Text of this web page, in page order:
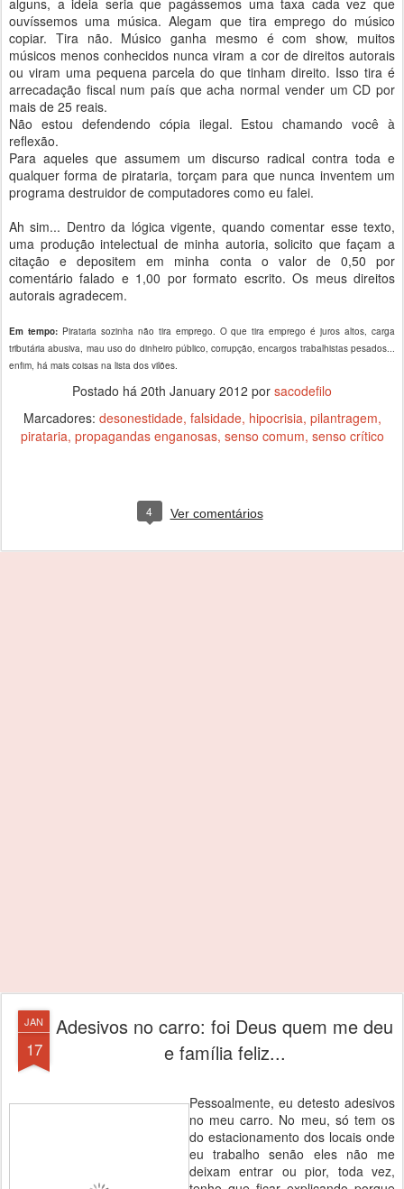
alguns, a ideia seria que pagássemos uma taxa cada vez que
ouvíssemos uma música. Alegam que tira emprego do músico
copiar. Tira não. Músico ganha mesmo é com show, muitos
músicos menos conhecidos nunca viram a cor de direitos autorais
ou viram uma pequena parcela do que tinham direito. Isso tira é
arrecadação fiscal num país que acha normal vender um CD por
mais de 25 reais.
Não estou defendendo cópia ilegal. Estou chamando você à
reflexão.
Para aqueles que assumem um discurso radical contra toda e
qualquer forma de pirataria, torçam para que nunca inventem um
programa destruidor de computadores como eu falei.
Ah sim... Dentro da lógica vigente, quando comentar esse texto,
uma produção intelectual de minha autoria, solicito que façam a
citação e depositem em minha conta o valor de 0,50 por
comentário falado e 1,00 por formato escrito. Os meus direitos
autorais agradecem.
Em tempo:Pirataria sozinha não tira emprego. O que tira emprego é juros altos, carga
tributária abusiva, mau uso do dinheiro público, corrupção, encargos trabalhistas pesados...
enfim, há mais coisas na lista dos vilões.
Postado há 20th January 2012 por sacodefilo
Marcadores: desonestidade falsidade hipocrisia pilantragem
pirataria propagandas enganosas senso comum senso crítico
4 Ver comentários
JAN
17
Adesivos no carro: foi Deus quem me deu
e família feliz...
Pessoalmente, eu detesto adesivos
no meu carro. No meu, só tem os
do estacionamento dos locais onde
eu trabalho senão eles não me
deixam entrar ou pior, toda vez,